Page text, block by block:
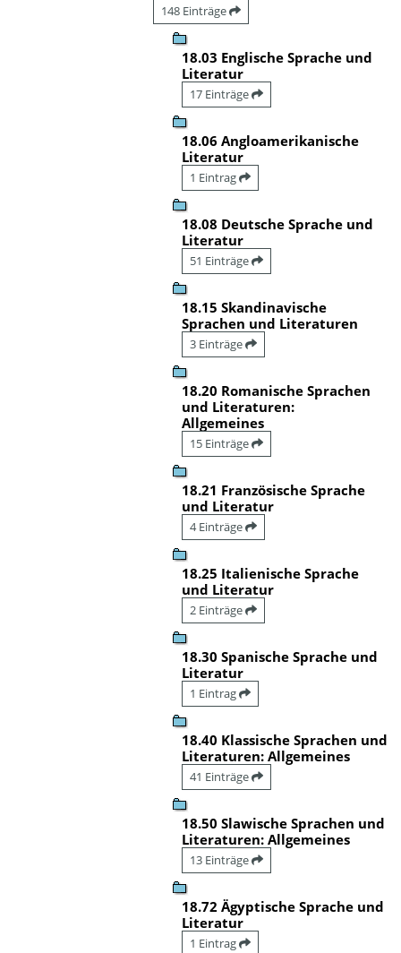
148 Einträge
18.03 Englische Sprache und
Literatur
17 Einträge
18.06 Angloamerikanische
Literatur
1 Eintrag
18.08 Deutsche Sprache und
Literatur
51 Einträge
18.15 Skandinavische
Sprachen und Literaturen
3 Einträge
18.20 Romanische Sprachen
und Literaturen:
Allgemeines
15 Einträge
18.21 Französische Sprache
und Literatur
4 Einträge
18.25 Italienische Sprache
und Literatur
2 Einträge
18.30 Spanische Sprache und
Literatur
1 Eintrag
18.40 Klassische Sprachen und
Literaturen: Allgemeines
41 Einträge
18.50 Slawische Sprachen und
Literaturen: Allgemeines
13 Einträge
18.72 Ägyptische Sprache und
Literatur
1 Eintrag